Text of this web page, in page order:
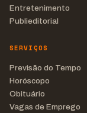
Entretenimento
Publieditorial
SERVIÇOS
Previsão do Tempo
Horóscopo
Obituário
Vagas de Emprego